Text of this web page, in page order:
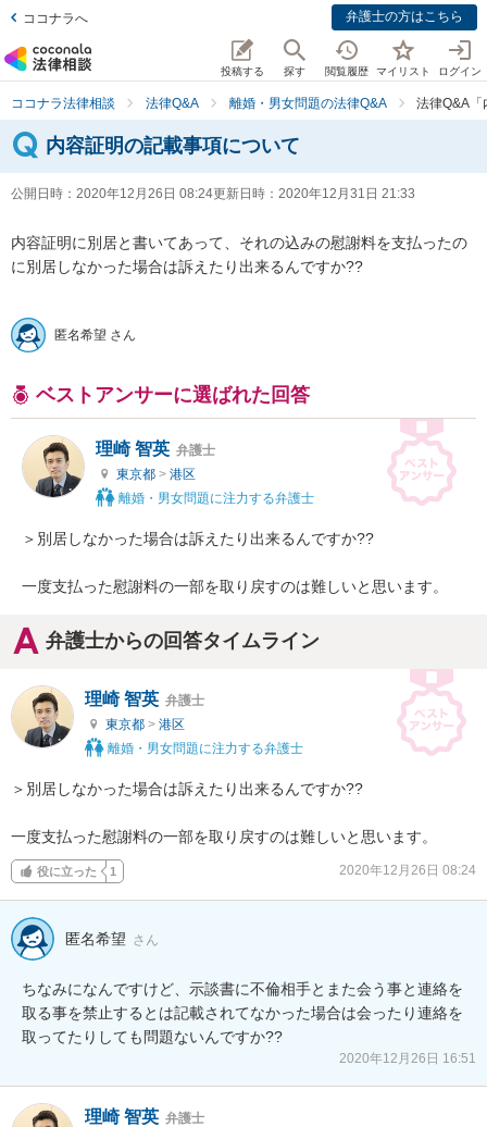
ココナラへ 弁護士の方はこちら
投稿する 探す 閲覧履歴 マイリスト ログイン
ココナラ法律相談 法律Q&A 離婚・男女問題の法律Q&A 法律Q&A「
内容証明の記載事項について
公開日時： 2020年12月26日 08:24更新日時： 2020年12月31日 21:33
内容証明に別居と書いてあって、それの込みの慰謝料を支払ったの
に別居しなかった場合は訴えたり出来るんですか??
匿名希望 さん
ベストアンサーに選ばれた回答
理崎 智英 弁護士
東京都 > 港区
離婚・男女問題に注力する弁護士
＞別居しなかった場合は訴えたり出来るんですか??
一度支払った慰謝料の一部を取り戻すのは難しいと思います。
弁護士からの回答タイムライン
理崎 智英 弁護士
東京都 > 港区
離婚・男女問題に注力する弁護士
＞別居しなかった場合は訴えたり出来るんですか??
一度支払った慰謝料の一部を取り戻すのは難しいと思います。
役に立った 1 2020年12月26日 08:24
匿名希望 さん
ちなみになんですけど、示談書に不倫相手とまた会う事と連絡を
取る事を禁止するとは記載されてなかった場合は会ったり連絡を
取ってたりしても問題ないんですか??
2020年12月26日 16:51
理崎 智英 弁護士